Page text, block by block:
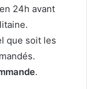
24h avant
que soit les
.